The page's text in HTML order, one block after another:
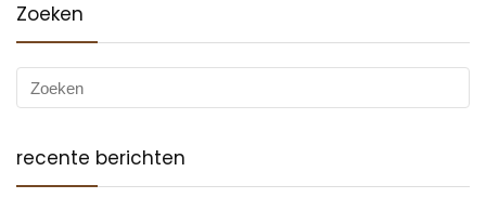
Zoeken
recente berichten